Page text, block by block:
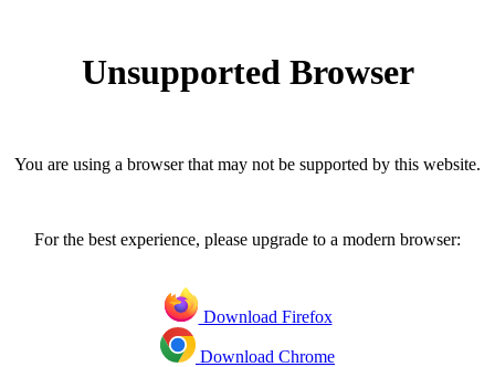
Unsupported Browser
You are using a browser that may not be supported by this website.
For the best experience, please upgrade to a modern browser:
Download Firefox
Download Chrome